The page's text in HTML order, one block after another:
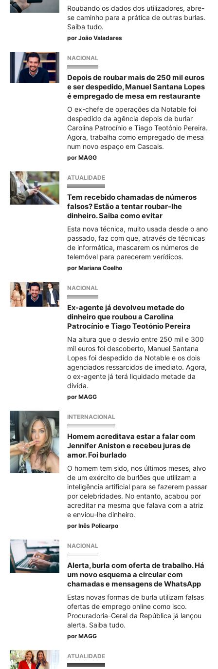
Roubando os dados dos utilizadores, abre-
se caminho para a prática de outras burlas.
Saiba tudo.
por João Valadares
NACIONAL
Depois de roubar mais de 250 mil euros
e ser despedido, Manuel Santana Lopes
é empregado de mesa em restaurante
O ex-chefe de operações da Notable foi
despedido da agência depois de burlar
Carolina Patrocínio e Tiago Teotónio Pereira.
Agora, trabalha como empregado de mesa
num novo espaço em Cascais.
por MAGG
ATUALIDADE
Tem recebido chamadas de números
falsos? Estão a tentar roubar-lhe
dinheiro. Saiba como evitar
Esta nova técnica, muito usada desde o ano
passado, faz com que, através de técnicas
de informática, mascarem os números de
telemóvel para parecerem verídicos.
por Mariana Coelho
NACIONAL
Ex-agente já devolveu metade do
dinheiro que roubou a Carolina
Patrocínio e Tiago Teotónio Pereira
Na altura que o desvio entre 250 mil e 300
mil euros foi descoberto, Manuel Santana
Lopes foi despedido da Notable e os dois
agenciados ressarcidos de imediato. Agora,
o ex-agente já terá liquidado metade da
dívida.
por MAGG
INTERNACIONAL
Homem acreditava estar a falar com
Jennifer Aniston e recebeu juras de
amor. Foi burlado
O homem tem sido, nos últimos meses, alvo
de um exército de burlões que utilizam a
inteligência artificial para se fazerem passar
por celebridades. No entanto, acabou por
acreditar na mesma que falava com a atriz
e enviou-lhe dinheiro.
por Inês Policarpo
NACIONAL
Alerta, burla com oferta de trabalho. Há
um novo esquema a circular com
chamadas e mensagens de WhatsApp
Estas novas formas de burla utilizam falsas
ofertas de emprego online como isco.
Procuradoria-Geral da República já lançou
alerta. Saiba tudo.
por MAGG
ATUALIDADE